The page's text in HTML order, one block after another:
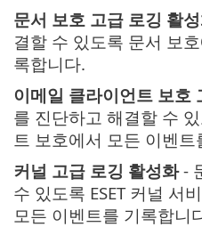
문서 보호 고급 로깅 활
결할 수 있도록 문서 보
록합니다.
이메일 클라이언트 보호
를 진단하고 해결할 수
트 보호에서 모든 이벤
커널 고급 로깅 활성화-
수 있도록 ESET 커널 서
모든 이벤트를 기록합니